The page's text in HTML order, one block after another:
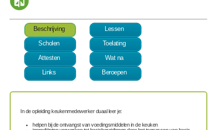
Beschrijving
Lessen
Scholen
Toelating
Attesten
Wat na
Links
Beroepen
In de opleiding keukenmedewerker duaal leer je:
helpen bij de ontvangst van voedingsmiddelen in de keuken